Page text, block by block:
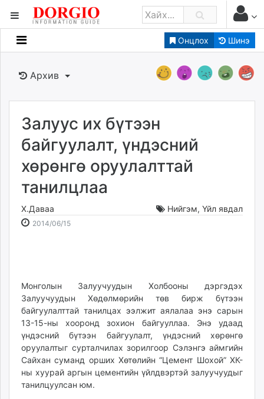
Онцлох Шинэ
Мэдээллийн
Банк санхүү
Бизнес ААН
Төрийн
Нийслэлийн
dorgio.mn
Gogo.mn
news.mn
zindaa.mn
mnb.mn
Livetv.mn
Eguur.mn
24tsag.mn
shuud.mn
eagle.mn
ergelt.mn
zarig.mn
Архив
Залуус их бүтээн
байгуулалт, үндэсний
хөрөнгө оруулалттай
танилцлаа
Х.Даваа Нийгэм, Үйл явдал
2014/06/152014-
2026-
Монголын Залуучуудын Холбооны дэргэдэх
Залуучуудын Хөдөлмөрийн төв бирж бүтээн
байгуулалттай танилцах ээлжит аялалаа энэ сарын
13-15-ны хооронд зохион байгууллаа. Энэ удаад
үндэсний бүтээн байгуулалт, үндэсний хөрөнгө
оруулалтыг сурталчилах зорилгоор Сэлэнгэ аймгийн
Сайхан суманд орших Хөтөлийн “Цемент Шохой” ХК-
ны хуурай аргын цементийн үйлдвэртэй залуучуудыг
танилцуулсан юм.